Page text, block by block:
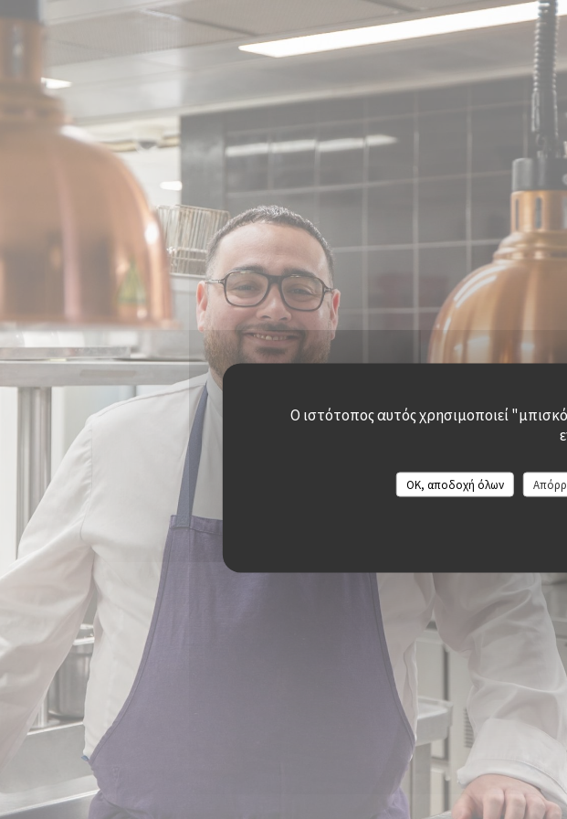
Πίνακας διαχείρισης "Μπισκότων" (Cookies)
Ο ιστότοπος αυτός χρησιμοποιεί
OK, αποδοχή όλων